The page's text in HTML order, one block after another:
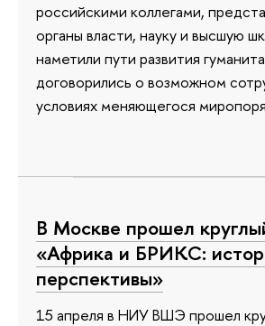
российскими коллегами,
органы власти, науку и высшую
наметили пути развития
договорились о возможном
условиях меняющегося
В Москве прошел
«Африка и БРИКС:
перспективы»
15 апреля в НИУ ВШЭ прошел